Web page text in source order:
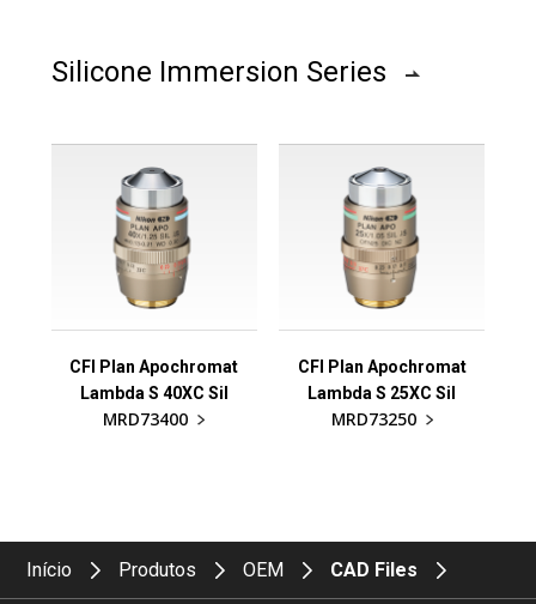
Silicone Immersion Series
CFI Plan Apochromat
Lambda S 40XC Sil
MRD73400
CFI Plan Apochromat
Lambda S 25XC Sil
MRD73250
Início Produtos OEM CAD Files